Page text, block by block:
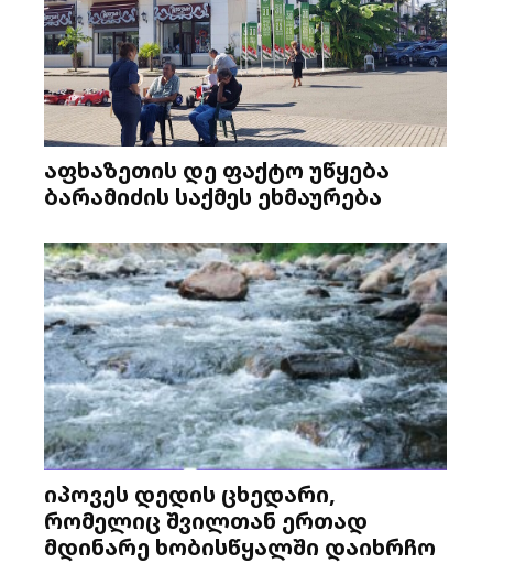
აფხაზეთის დე ფაქტო უწყება
ბარამიძის საქმეს ეხმაურება
იპოვეს დედის ცხედარი,
რომელიც შვილთან ერთად
მდინარე ხობისწყალში დაიხრჩო